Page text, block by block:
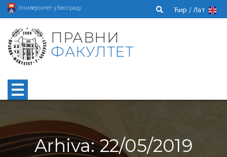
Универзитет у Београду Ћир /Лат
ПРАВНИ
ФАКУЛТЕТ
Arhiva: 22/05/2019